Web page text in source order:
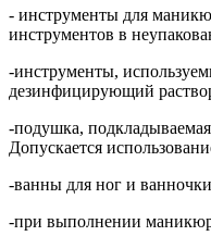
- инструменты для
инструментов в
-инструменты,
дезинфицирующий
-подушка,
Допускается
-ванны для ног и
-при выполнении